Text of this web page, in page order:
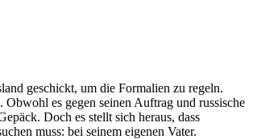
geschickt, um die Formalien zu regeln.
es gegen seinen Auftrag und russische
Doch es stellt sich heraus, dass
muss: bei seinem eigenen Vater.